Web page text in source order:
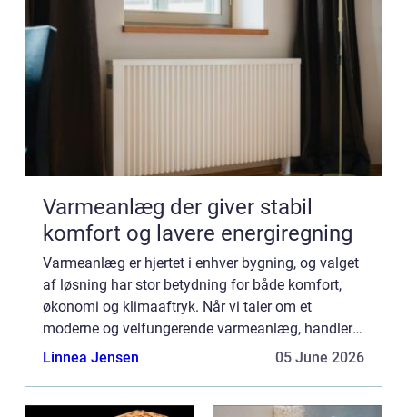
Varmeanlæg der giver stabil
komfort og lavere energiregning
Varmeanlæg er hjertet i enhver bygning, og valget
af løsning har stor betydning for både komfort,
økonomi og klimaaftryk. Når vi taler om et
moderne og velfungerende varmeanlæg, handler
det ikke kun om at få...
Linnea Jensen 05 June 2026